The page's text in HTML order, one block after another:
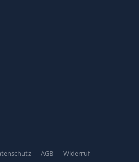
—AGB—Widerruf